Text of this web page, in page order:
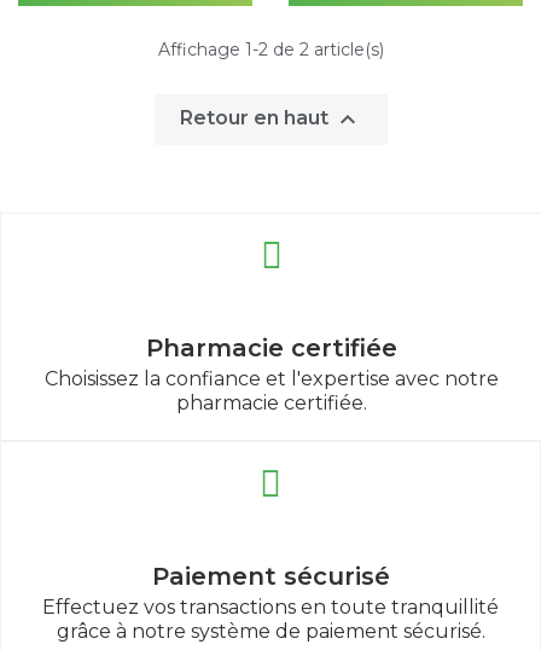
Affichage 1-2 de 2 article(s)
Retour en haut 
Pharmacie certifiée
Choisissez la confiance et l'expertise avec notre
pharmacie certifiée.
Paiement sécurisé
Effectuez vos transactions en toute tranquillité
grâce à notre système de paiement sécurisé.